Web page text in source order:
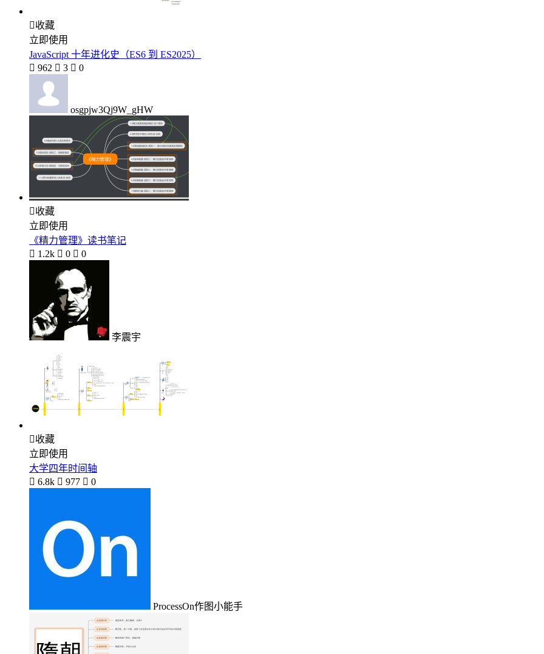
收藏
立即使用
JavaScript 十年进化史（ES6 到 ES2025）
 962  3  0
osgpjw3Qj9W_gHW
收藏
立即使用
《精力管理》读书笔记
 1.2k  0  0
李震宇
收藏
立即使用
大学四年时间轴
 6.8k  977  0
ProcessOn作图小能手